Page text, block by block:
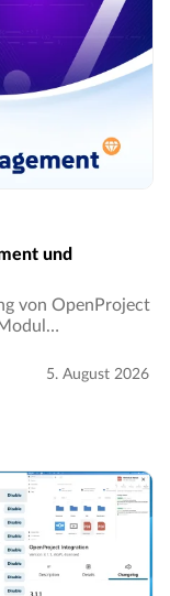
und
von OpenProject
5. August 2026